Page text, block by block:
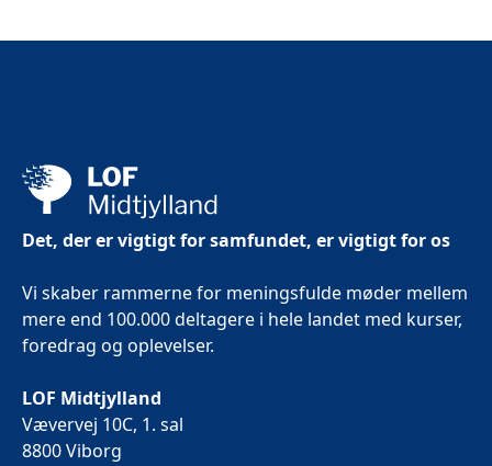
Det, der er vigtigt for samfundet, er vigtigt for os
Vi skaber rammerne for meningsfulde møder mellem
mere end 100.000 deltagere i hele landet med kurser,
foredrag og oplevelser.
LOF Midtjylland
Vævervej 10C, 1. sal
8800 Viborg